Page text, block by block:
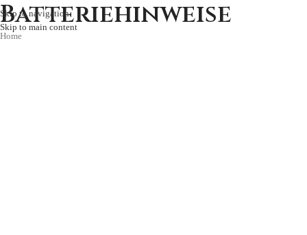
Skip to navigation
Skip to main content
Batteriehinweise
Home